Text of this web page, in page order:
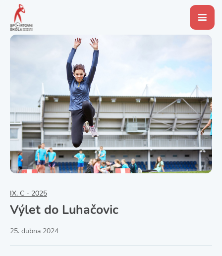
IX. C - 2025
Výlet do Luhačovic
25. dubna 2024